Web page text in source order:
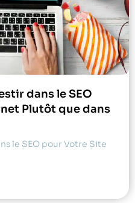
dans le SEO
Plutôt que dans
le SEO pour Votre Site